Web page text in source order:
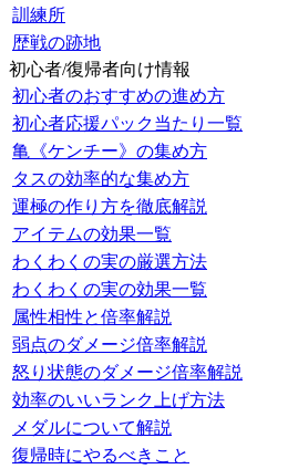
訓練所
歴戦の跡地
初心者/復帰者向け情報
初心者のおすすめの進め方
初心者応援パック当たり一覧
亀《ケンチー》の集め方
タスの効率的な集め方
運極の作り方を徹底解説
アイテムの効果一覧
わくわくの実の厳選方法
わくわくの実の効果一覧
属性相性と倍率解説
弱点のダメージ倍率解説
怒り状態のダメージ倍率解説
効率のいいランク上げ方法
メダルについて解説
復帰時にやるべきこと